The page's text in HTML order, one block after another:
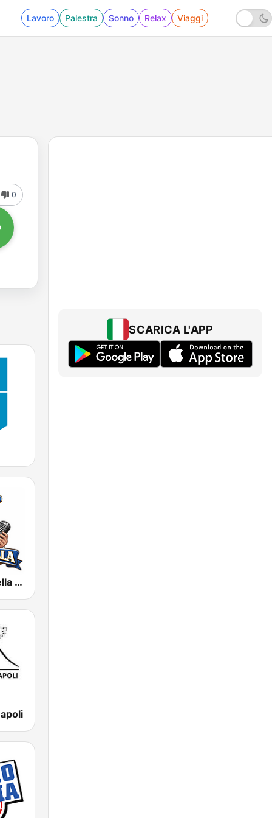
Lavoro Palestra Sonno Relax Viaggi
0
Radio Pulcinella Napoli
SCARICA L'APP